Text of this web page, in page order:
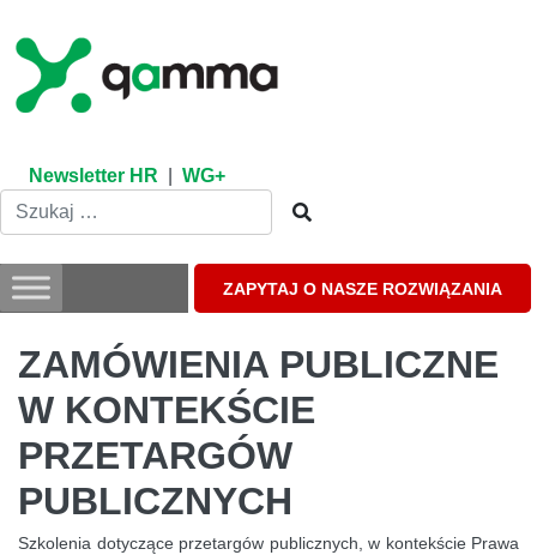
content
Newsletter HR WG+
ZAPYTAJ O NASZE ROZWIĄZANIA
ZAMÓWIENIA PUBLICZNE
W KONTEKŚCIE
PRZETARGÓW
PUBLICZNYCH
Szkolenia dotyczące przetargów publicznych, w kontekście Prawa